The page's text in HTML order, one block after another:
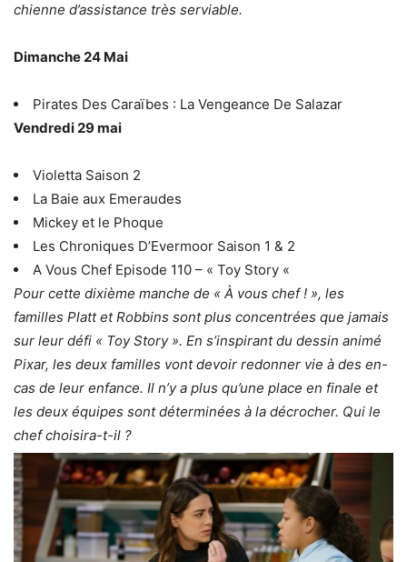
chienne d’assistance très serviable.
Dimanche 24 Mai
Pirates Des Caraïbes : La Vengeance De Salazar
Vendredi 29 mai
Violetta Saison 2
La Baie aux Emeraudes
Mickey et le Phoque
Les Chroniques D’Evermoor Saison 1 & 2
A Vous Chef Episode 110 – « Toy Story «
Pour cette dixième manche de « À vous chef ! », les
familles Platt et Robbins sont plus concentrées que jamais
sur leur défi « Toy Story ». En s’inspirant du dessin animé
Pixar, les deux familles vont devoir redonner vie à des en-
cas de leur enfance. Il n’y a plus qu’une place en finale et
les deux équipes sont déterminées à la décrocher. Qui le
chef choisira-t-il ?